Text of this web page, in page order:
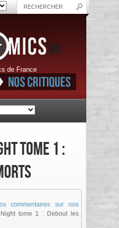
de France
tome 1 :
commentaires sur nos
Night tome 1 : Debout les